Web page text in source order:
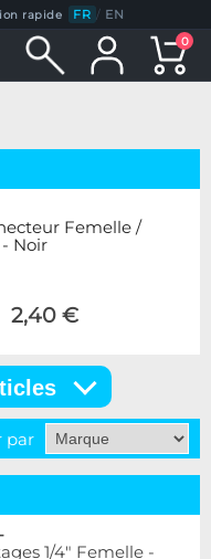
rapide FR / EN
0
Femelle /
Noir
2,40 €
par
-
1/4" Femelle -